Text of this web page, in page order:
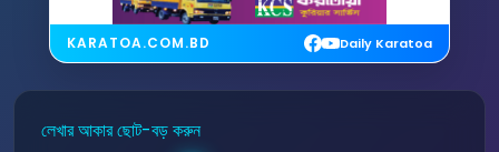
KARATOA.COM.BD Daily Karatoa
লেখার আকার ছোট-বড় করুন